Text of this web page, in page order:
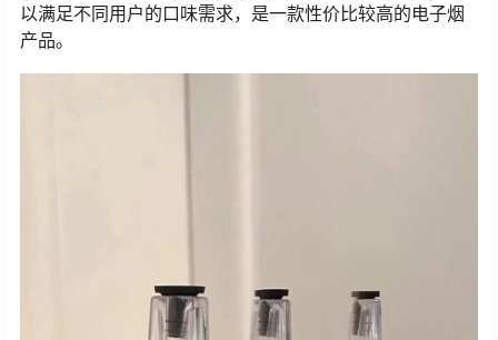
以满足不同用户的口味需求，是一款性价比较高的电子烟
产品。